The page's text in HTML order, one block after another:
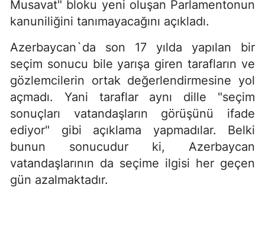
Musavat" bloku yeni oluşan Parlamentonun
kanuniliğini tanımayacağını açıkladı.
Azerbaycan`da son 17 yılda yapılan bir
seçim sonucu bile yarışa giren tarafların ve
gözlemcilerin ortak değerlendirmesine yol
açmadı. Yani taraflar aynı dille "seçim
sonuçları vatandaşların görüşünü ifade
ediyor" gibi açıklama yapmadılar. Belki
bunun sonucudur ki, Azerbaycan
vatandaşlarının da seçime ilgisi her geçen
gün azalmaktadır.